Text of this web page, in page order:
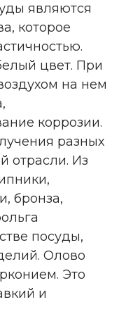
являются
которое
цвет. При
на нем
коррозии.
разных
отрасли. Из
бронза,
посуды,
Олово
Это
и